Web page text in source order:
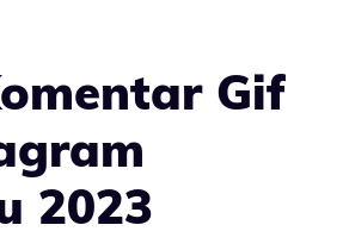
Gif
2023